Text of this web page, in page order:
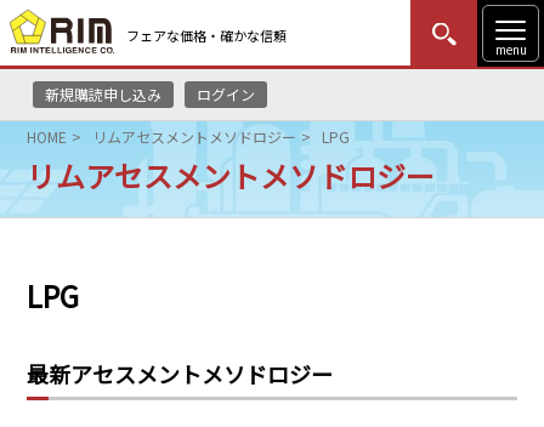
フェアな価格・確かな信頼
menu
新規購読申し込み ログイン
MENU
更新 はじめての方
HOME
リムレポート
メソドロジー
HOME リムアセスメントメソドロジー LPG
リムアセスメントメソドロジー
LPG
最新アセスメントメソドロジー